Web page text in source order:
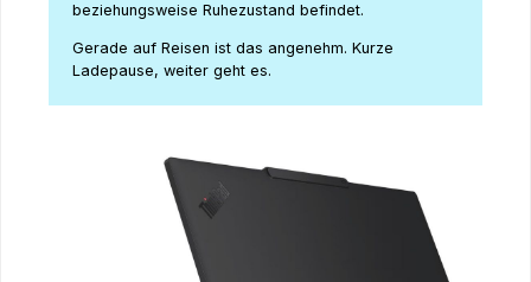
beziehungsweise Ruhezustand befindet.
Gerade auf Reisen ist das angenehm. Kurze
Ladepause, weiter geht es.